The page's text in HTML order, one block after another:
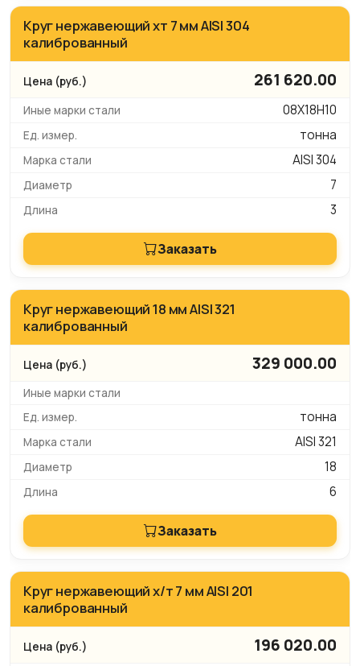
Круг нержавеющий хт 7 мм AISI 304
калиброванный
261 620.00
08Х18Н10
тонна
AISI 304
7
3
Заказать
Круг нержавеющий 18 мм AISI 321
калиброванный
329 000.00
тонна
AISI 321
18
6
Заказать
Круг нержавеющий х/т 7 мм AISI 201
калиброванный
196 020.00